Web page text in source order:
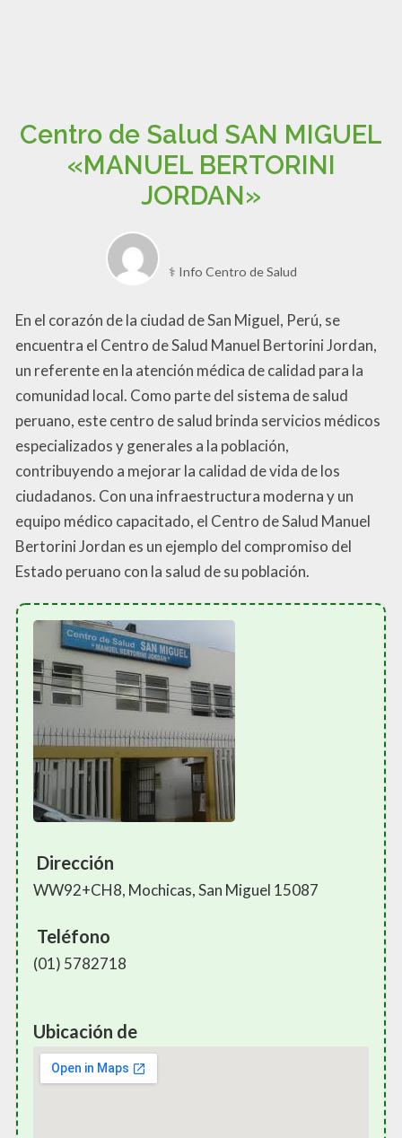
Centro de Salud SAN MIGUEL
«MANUEL BERTORINI
JORDAN»
⚕️ Info Centro de Salud
En el corazón de la ciudad de San Miguel, Perú, se
encuentra el Centro de Salud Manuel Bertorini Jordan,
un referente en la atención médica de calidad para la
comunidad local. Como parte del sistema de salud
peruano, este centro de salud brinda servicios médicos
especializados y generales a la población,
contribuyendo a mejorar la calidad de vida de los
ciudadanos. Con una infraestructura moderna y un
equipo médico capacitado, el Centro de Salud Manuel
Bertorini Jordan es un ejemplo del compromiso del
Estado peruano con la salud de su población.
Dirección
WW92+CH8, Mochicas, San Miguel 15087
Teléfono
(01) 5782718
Ubicación de